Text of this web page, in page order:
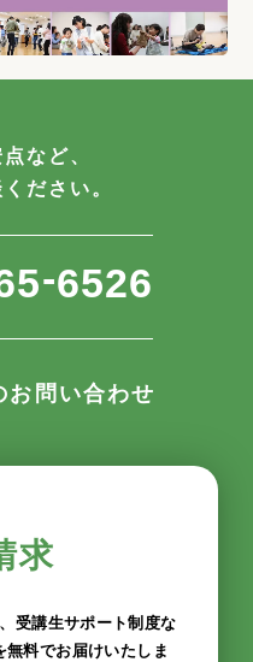
など、
ださい。
-6526
お問い合わせ
求
受講生サポート制度な
無料でお届けいたしま